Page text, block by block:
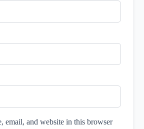
email, and website in this browser